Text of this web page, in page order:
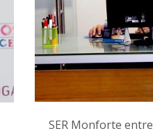
SER Monforte